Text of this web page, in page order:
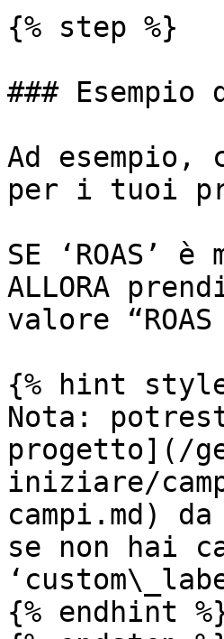
{% step %}
###
Ad
per i tuoi
SE ‘ROAS’
ALLORA
valore “ROAS
{% hint
Nota:
progetto](/
iniziare/
campi.md)
se non hai
{% endhint